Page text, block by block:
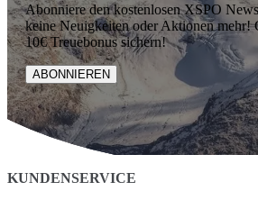
Abonniere den kostenlosen XSPO
keine Neuigkeiten oder Aktionen mehr!
10€ Treuebonus sichern!
ABONNIEREN
KUNDENSERVICE